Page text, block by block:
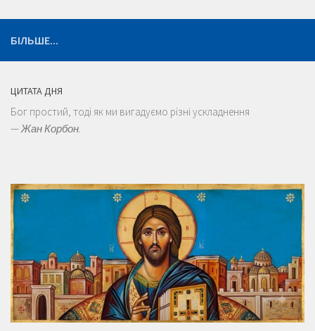
БІЛЬШЕ...
ЦИТАТА ДНЯ
Бог простий, тоді як ми вигадуємо різні ускладнення
—Жан Корбон.